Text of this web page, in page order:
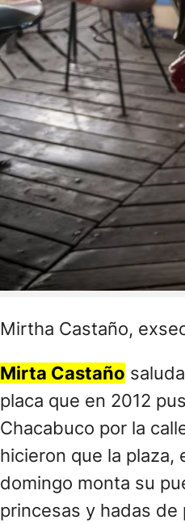
Mirtha Castaño,
Mirta Castaño
placa que en 2012
Chacabuco por la
hicieron que la plaza,
domingo monta su
princesas y hadas